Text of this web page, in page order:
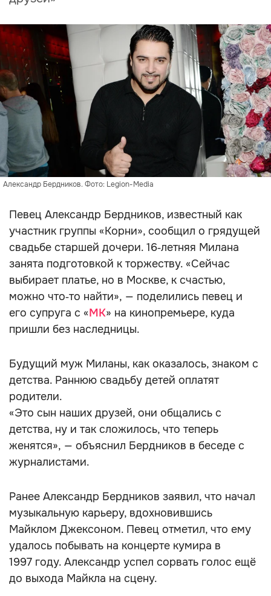
Александр Бердников. Фото: Legion-Media
Певец Александр Бердников, известный как
участник группы «Корни», сообщил о грядущей
свадьбе старшей дочери. 16‑летняя Милана
занята подготовкой к торжеству. «Сейчас
выбирает платье, но в Москве, к счастью,
можно что‑то найти», — поделились певец и
его супруга с «МК» на кинопремьере, куда
пришли без наследницы.
Будущий муж Миланы, как оказалось, знаком с
детства. Раннюю свадьбу детей оплатят
родители.
«Это сын наших друзей, они общались с
детства, ну и так сложилось, что теперь
женятся», — объяснил Бердников в беседе с
журналистами.
Ранее Александр Бердников заявил, что начал
музыкальную карьеру, вдохновившись
Майклом Джексоном. Певец отметил, что ему
удалось побывать на концерте кумира в
1997 году. Александр успел сорвать голос ещё
до выхода Майкла на сцену.